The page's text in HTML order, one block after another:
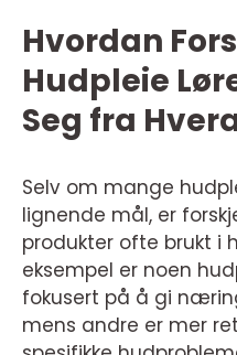
Hvordan
Hudpleie
Seg fra
Selv om mange
lignende mål, er
produkter ofte brukt i
eksempel er noen
fokusert på å gi
mens andre er mer